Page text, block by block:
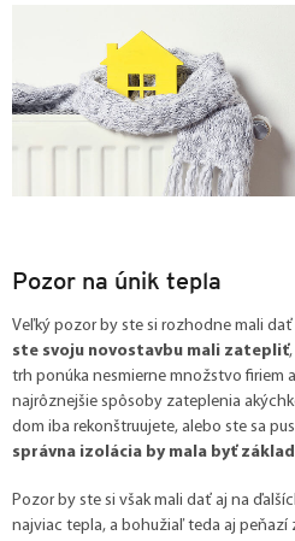
Pozor na únik tepla
Veľký pozor by ste si rozhodne mali
ste svoju novostavbu mali zatepliť
trh ponúka nesmierne množstvo firiem
najrôznejšie spôsoby zateplenia
dom iba rekonštruujete, alebo ste sa
správna izolácia by mala byť
Pozor by ste si však mali dať aj na
najviac tepla, a bohužiaľ teda aj peňazí